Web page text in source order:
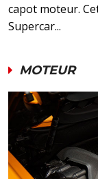
capot moteur.
Supercar...
MOTEUR